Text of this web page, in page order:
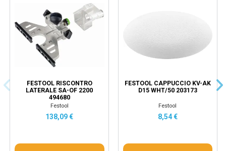
FESTOOL RISCONTRO
LATERALE SA-OF 2200
494680
Festool
138,09 €
FESTOOL CAPPUCCIO KV-AK
D15 WHT/50 203173
Festool
8,54 €